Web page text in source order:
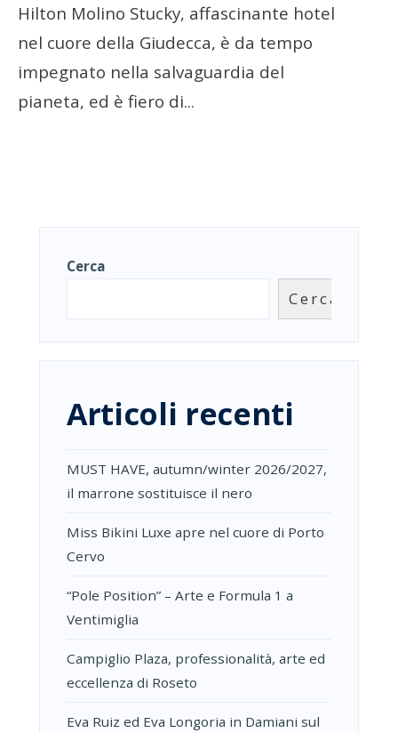
Hilton Molino Stucky, affascinante hotel
nel cuore della Giudecca, è da tempo
impegnato nella salvaguardia del
pianeta, ed è fiero di...
Cerca
Cerca
Articoli recenti
MUST HAVE, autumn/winter 2026/2027,
il marrone sostituisce il nero
Miss Bikini Luxe apre nel cuore di Porto
Cervo
“Pole Position” – Arte e Formula 1 a
Ventimiglia
Campiglio Plaza, professionalità, arte ed
eccellenza di Roseto
Eva Ruiz ed Eva Longoria in Damiani sul